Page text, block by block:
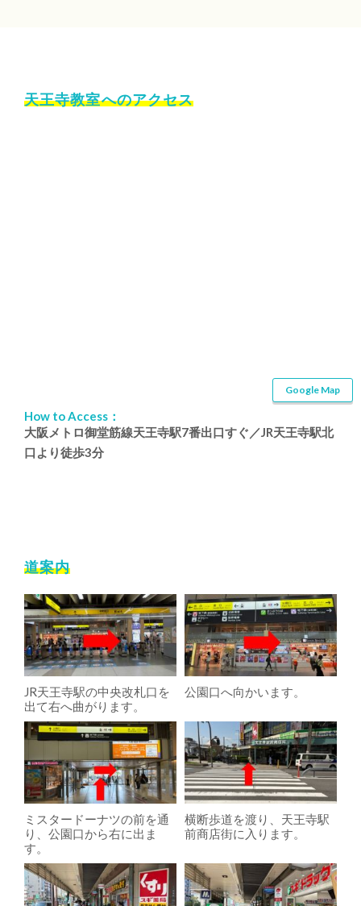
天王寺教室へのアクセス
Google Map
How to Access：
大阪メトロ御堂筋線天王寺駅7番出口すぐ／JR天王寺駅北
口より徒歩3分
道案内
JR天王寺駅の中央改札口を
出て右へ曲がります。
公園口へ向かいます。
ミスタードーナツの前を通
り、公園口から右に出ま
す。
横断歩道を渡り、天王寺駅
前商店街に入ります。